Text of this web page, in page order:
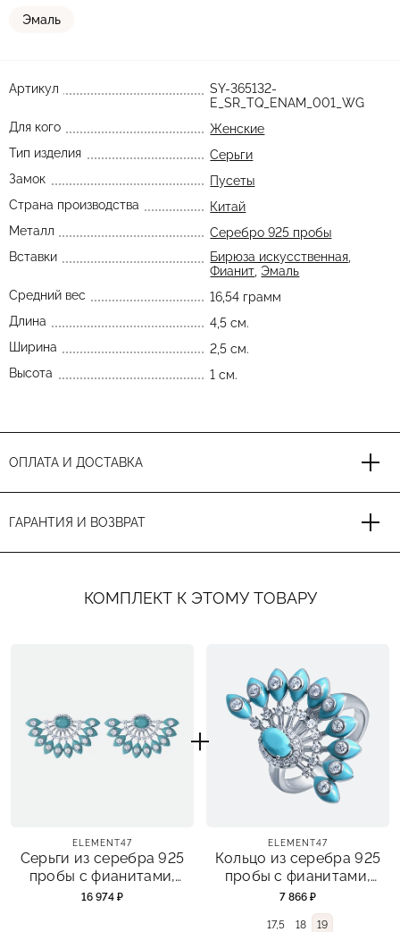
Эмаль
Артикул
SY-365132-
E_SR_TQ_ENAM_001_WG
Для кого
Женские
Тип изделия
Серьги
Замок
Пусеты
Страна производства
Китай
Металл
Серебро 925 пробы
Вставки
Бирюза искусственная
Фианит Эмаль
Средний вес
16,54 грамм
Длина
4,5 см.
Ширина
2,5 см.
Высота
1 см.
ОПЛАТА И ДОСТАВКА
ГАРАНТИЯ И ВОЗВРАТ
КОМПЛЕКТ К ЭТОМУ ТОВАРУ
ELEMENT47
Серьги из серебра 925
пробы с фианитами,
эмалью и бирюзой
16 974 ₽
ELEMENT47
Кольцо из серебра 925
пробы с фианитами,
эмалью и бирюзой
синтетической
7 866 ₽
17,5 18 19